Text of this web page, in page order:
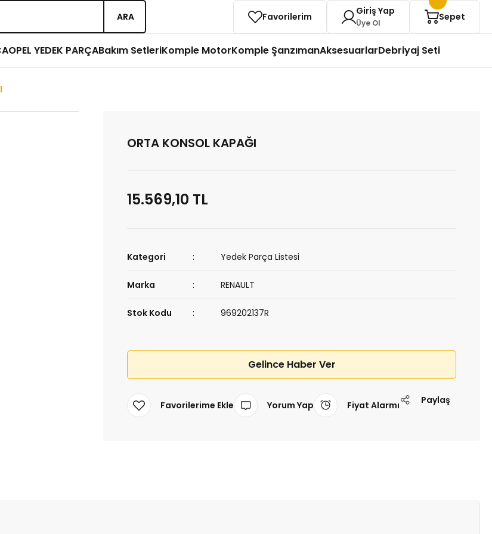
ARA Favorilerim Giriş Yap
Üye Ol
Sepet
OPEL YEDEK PARÇABakım SetleriKomple MotorKomple ŞanzımanAksesuarlarDebriyaj Seti
ORTA KONSOL KAPAĞI
15.569,10 TL
Kategori Yedek Parça Listesi
Marka RENAULT
Stok Kodu 969202137R
Gelince Haber Ver
Yorum Yap Fiyat Alarmı Paylaş